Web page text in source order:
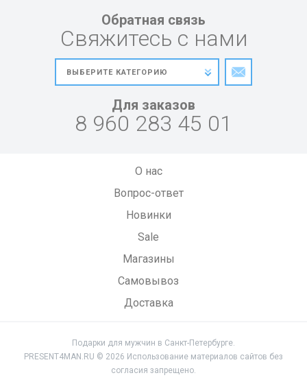
Обратная связь
Свяжитесь с нами
Для заказов
8 960 283 45 01
О нас
Вопрос-ответ
Новинки
Sale
Магазины
Самовывоз
Доставка
Подарки для мужчин в Санкт-Петербурге.
PRESENT4MAN.RU © 2026 Использование материалов сайтов без
согласия запрещено.